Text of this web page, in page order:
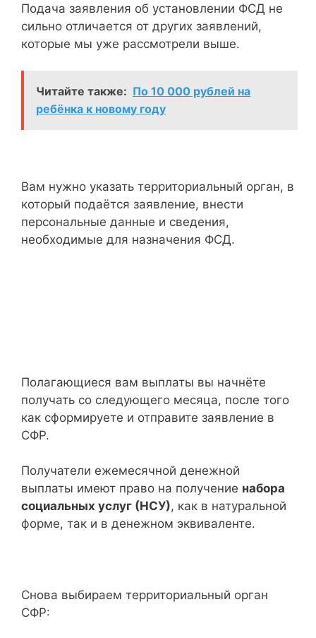
Подача заявления об установлении ФСД не
сильно отличается от других заявлений,
которые мы уже рассмотрели выше.
Читайте также: По 10 000 рублей на
ребёнка к новому году
Вам нужно указать территориальный орган, в
который подаётся заявление, внести
персональные данные и сведения,
необходимые для назначения ФСД.
Полагающиеся вам выплаты вы начнёте
получать со следующего месяца, после того
как сформируете и отправите заявление в
СФР.
Получатели ежемесячной денежной
выплаты имеют право на получение набора
социальных услуг (НСУ), как в натуральной
форме, так и в денежном эквиваленте.
Снова выбираем территориальный орган
СФР: